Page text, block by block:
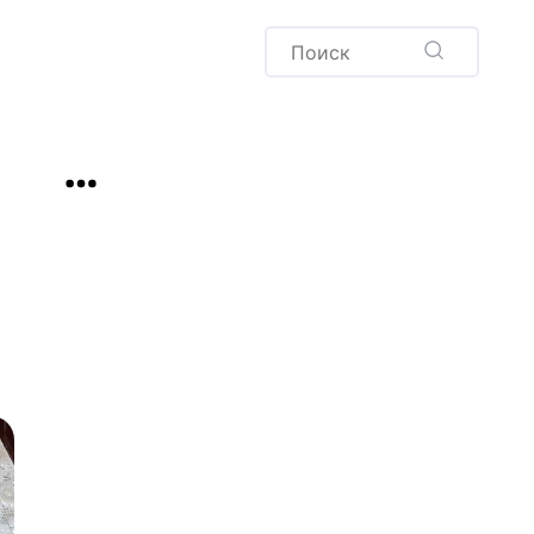
Варенья и соленья